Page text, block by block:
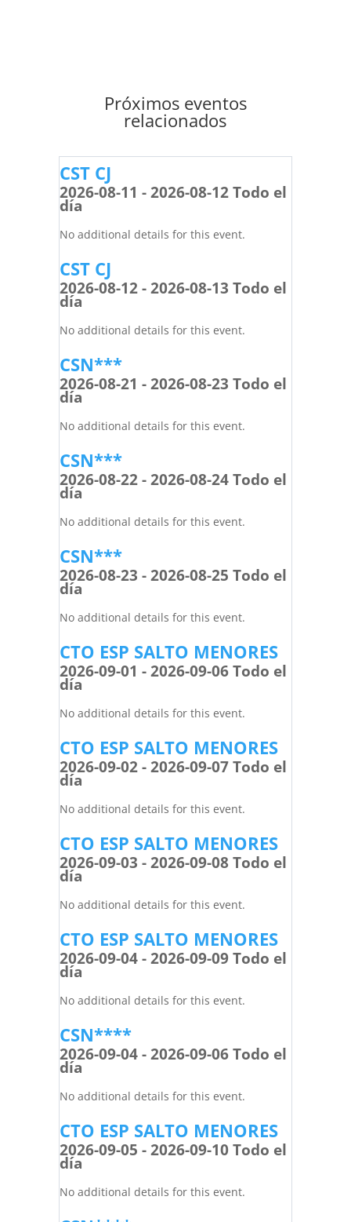
Próximos eventos
relacionados
CST CJ
2026-08-11 - 2026-08-12 Todo el
día
No additional details for this event.
CST CJ
2026-08-12 - 2026-08-13 Todo el
día
No additional details for this event.
CSN***
2026-08-21 - 2026-08-23 Todo el
día
No additional details for this event.
CSN***
2026-08-22 - 2026-08-24 Todo el
día
No additional details for this event.
CSN***
2026-08-23 - 2026-08-25 Todo el
día
No additional details for this event.
CTO ESP SALTO MENORES
2026-09-01 - 2026-09-06 Todo el
día
No additional details for this event.
CTO ESP SALTO MENORES
2026-09-02 - 2026-09-07 Todo el
día
No additional details for this event.
CTO ESP SALTO MENORES
2026-09-03 - 2026-09-08 Todo el
día
No additional details for this event.
CTO ESP SALTO MENORES
2026-09-04 - 2026-09-09 Todo el
día
No additional details for this event.
CSN****
2026-09-04 - 2026-09-06 Todo el
día
No additional details for this event.
CTO ESP SALTO MENORES
2026-09-05 - 2026-09-10 Todo el
día
No additional details for this event.